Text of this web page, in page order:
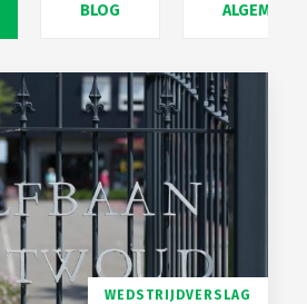
BLOG ALGEMEEN
WEDSTRIJDVERSLAG